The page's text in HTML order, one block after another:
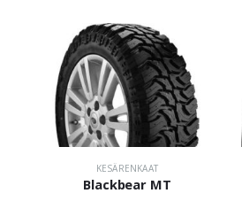
KESÄRENKAAT
Blackbear MT